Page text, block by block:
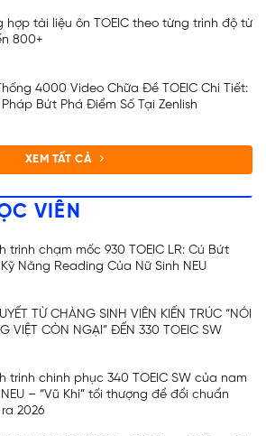
hợp tài liệu ôn TOEIC theo từng trình độ từ
800+
4000 Video Chữa Đề TOEIC Chi Tiết:
Bứt Phá Điểm Số Tại Zenlish
XEM TẤT CẢ
VIÊN
trình chạm mốc 930 TOEIC LR: Cú Bứt
Kỹ Năng Reading Của Nữ Sinh NEU
TỪ CHÀNG SINH VIÊN KIẾN TRÚC “NÓI
VIỆT CÒN NGẠI” ĐẾN 330 TOEIC SW
trình chinh phục 340 TOEIC SW của nam
– “Vũ Khí” tối thượng để đổi chuẩn
2026